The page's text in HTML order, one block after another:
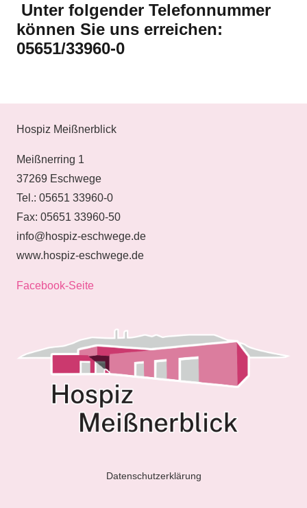
Unter folgender Telefonnummer
können Sie uns erreichen:
05651/33960-0
Hospiz Meißnerblick
Meißnerring 1
37269 Eschwege
Tel.: 05651 33960-0
Fax: 05651 33960-50
info@hospiz-eschwege.de
www.hospiz-eschwege.de
Facebook-Seite
Datenschutzerklärung